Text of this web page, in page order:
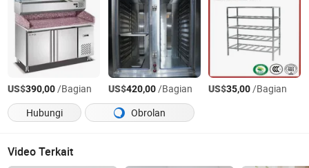
US$390,00/Bagian US$420,00/Bagian US$35,00/Bagian
Hubungi
Obrolan
Video Terkait